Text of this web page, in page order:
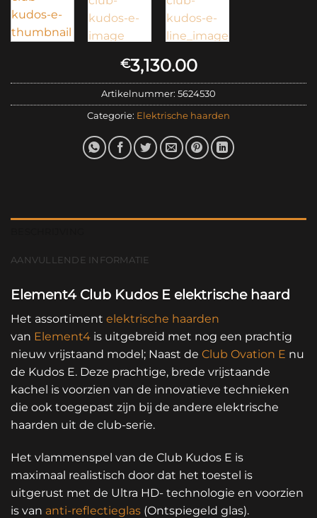
€3,130.00
Artikelnummer: 5624530
Categorie: Elektrische haarden
AANVULLENDE INFORMATIE
Element4 Club Kudos E elektrische haard
Het assortiment elektrische haarden
van Element4 is uitgebreid met nog een prachtig
nieuw vrijstaand model; Naast de Club Ovation E nu
de Kudos E. Deze prachtige, brede vrijstaande
kachel is voorzien van de innovatieve technieken
die ook toegepast zijn bij de andere elektrische
haarden uit de club-serie.
Het vlammenspel van de Club Kudos E is
maximaal realistisch door dat het toestel is
uitgerust met de Ultra HD- technologie en voorzien
is van anti-reflectieglas (Ontspiegeld glas).